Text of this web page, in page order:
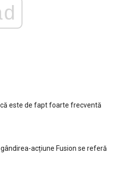
este de fapt foarte frecventă
acțiune Fusion se referă